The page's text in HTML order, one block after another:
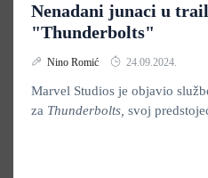
Nenadani junaci u
"Thunderbolts"
Nino Romić 24.09.2024.
Marvel Studios je objavio
za Thunderbolts, svoj